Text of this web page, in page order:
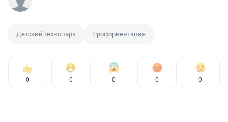
Детский технопарк Профориентация
0 0 0 0 0